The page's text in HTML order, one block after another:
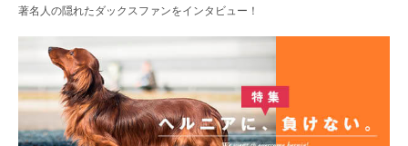
著名人の隠れたダックスファンをインタビュー！